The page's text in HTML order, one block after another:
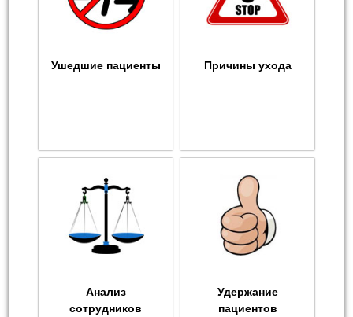
Ушедшие пациенты Причины ухода
Анализ
сотрудников
Удержание
пациентов